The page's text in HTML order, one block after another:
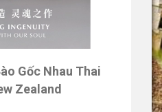
Gốc Nhau Thai
Zealand